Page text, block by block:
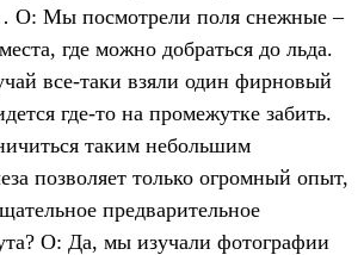
О: Мы посмотрели поля снежные –
где можно добраться до льда.
все-таки взяли один фирновый
где-то на промежутке забить.
таким небольшим
позволяет только огромный опыт,
предварительное
О: Да, мы изучали фотографии